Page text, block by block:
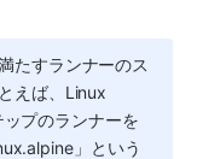
たすランナーのス
えば、Linux
プのランナーを
」という